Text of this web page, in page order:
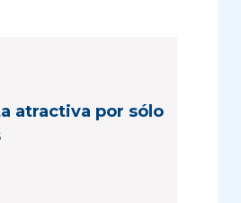
atractiva por sólo